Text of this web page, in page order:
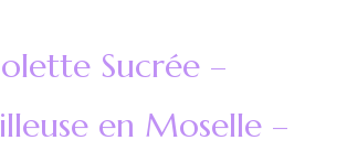
Sucrée –
en Moselle –